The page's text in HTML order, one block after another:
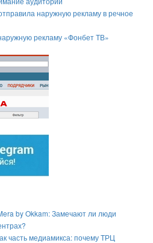
наружную рекламу в речное
рекламу «Фонбет ТВ»
by Okkam: Замечают ли люди
часть медиамикса: почему ТРЦ